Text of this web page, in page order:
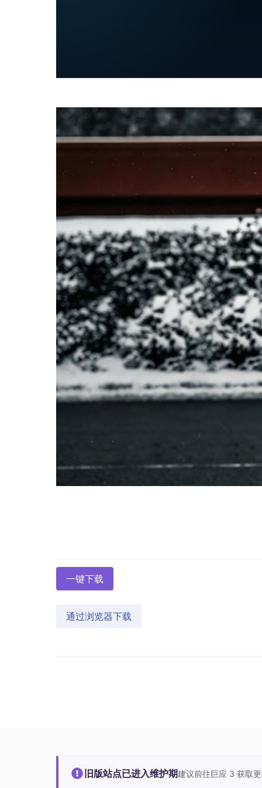
一键下载
通过浏览器下载
旧版站点已进入维护期建议前往巨应 3 获取